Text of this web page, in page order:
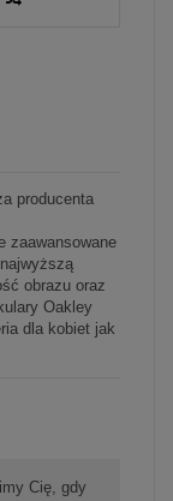
producenta
zaawansowane
obrazu oraz
Oakley
dla kobiet jak
Cię, gdy